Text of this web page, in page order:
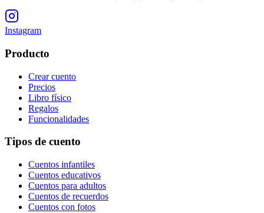
Instagram
Producto
Crear cuento
Precios
Libro físico
Regalos
Funcionalidades
Tipos de cuento
Cuentos infantiles
Cuentos educativos
Cuentos para adultos
Cuentos de recuerdos
Cuentos con fotos